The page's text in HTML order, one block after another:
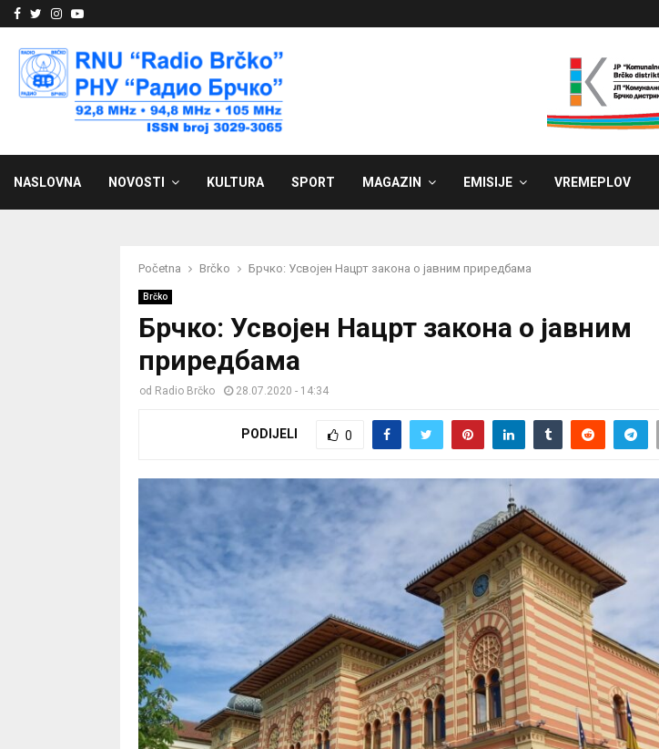
Facebook
Twitter
Instagram
Youtube
NASLOVNA NOVOSTI KULTURA SPORT MAGAZIN EMISIJE VREMEPLOV
Početna Brčko Брчко: Усвојен Нацрт закона о јавним приредбама
Brčko
Брчко: Усвојен Нацрт закона о јавним
приредбама
od Radio Brčko 28.07.2020 - 14:34
PODIJELI 0